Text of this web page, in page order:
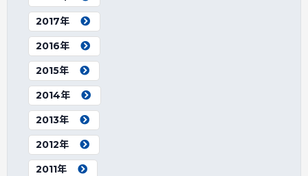
2017年
2016年
2015年
2014年
2013年
2012年
2011年